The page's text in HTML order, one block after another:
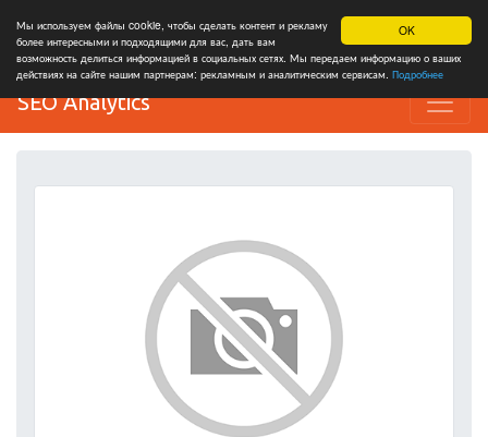
OK
Мы используем файлы cookie, чтобы сделать контент и рекламу
более интересными и подходящими для вас, дать вам
возможность делиться информацией в социальных сетях. Мы передаем информацию о ваших
действиях на сайте нашим партнерам: рекламным и аналитическим сервисам. Подробнее
SEO Analytics